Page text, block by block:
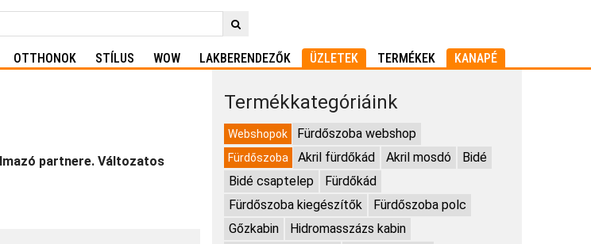
OTTHONOK STÍLUS WOW LAKBERENDEZŐK ÜZLETEK TERMÉKEK KANAPÉ
partnere. Változatos
Termékkategóriáink
Webshopok Fürdőszoba webshop
Fürdőszoba Akril fürdőkád Akril mosdó
Bidé
Bidé csaptelep
Fürdőkád
Fürdőszoba kiegészítők
Fürdőszoba polc
Gőzkabin
Hidromasszázs kabin